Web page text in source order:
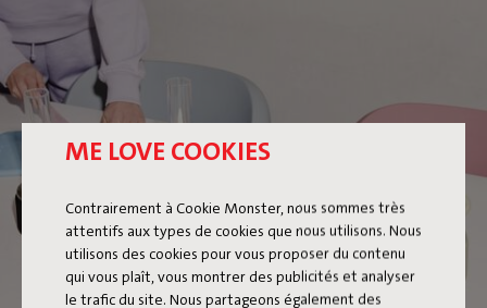
ME LOVE COOKIES
Contrairement à Cookie Monster, nous sommes très
attentifs aux types de cookies que nous utilisons. Nous
utilisons des cookies pour vous proposer du contenu
qui vous plaît, vous montrer des publicités et analyser
le trafic du site. Nous partageons également des
FLAMTASTIQUE XS